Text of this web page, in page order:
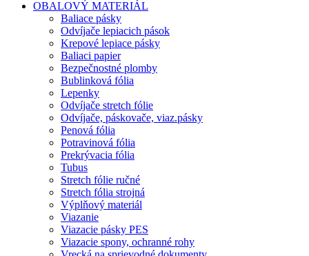
OBALOVÝ MATERIÁL
Baliace pásky
Odvíjače lepiacich pások
Krepové lepiace pásky
Baliaci papier
Bezpečnostné plomby
Bublinková fólia
Lepenky
Odvíjače stretch fólie
Odvíjače, páskovače, viaz.pásky
Penová fólia
Potravinová fólia
Prekrývacia fólia
Tubus
Stretch fólie ručné
Stretch fólia strojná
Výplňový materiál
Viazanie
Viazacie pásky PES
Viazacie spony, ochranné rohy